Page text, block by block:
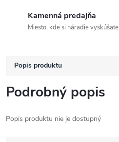
Kamenná predajňa
Miesto, kde si náradie vyskúšate
Popis produktu
Podrobný popis
Popis produktu nie je dostupný